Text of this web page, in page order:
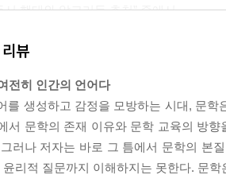
서 행태와 알고리듬 추천” 중에서
는 이 감정 문해력을 기르는 특수한 공간
, 실제 삶에서 타인의 감정을 이해하는
다른 매체보다 정교하다. AI가 감정 데
에 있다.
정 문해력과 독자의 경험” 중에서
뷰
전히 인간의 언어다
를 생성하고 감정을 모방하는 시대, 문
서 문학의 존재 이유와 문학 교육의 방
러나 저자는 바로 그 틈에서 문학의 본
윤리적 질문까지 이해하지는 못한다. 문